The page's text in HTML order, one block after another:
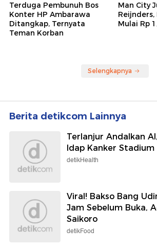
Terduga Pembunuh Bos
Konter HP Ambarawa
Ditangkap, Ternyata
Teman Korban
Man City
Mulai Rp
Selengkapnya
Berita detikcom Lainnya
Terlanjur Andalkan
Idap Kanker Stadium
detikHealth
Viral! Bakso Bang
Jam Sebelum Buka,
Saikoro
detikFood